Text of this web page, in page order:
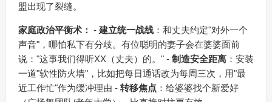
盟出现了裂缝。
家庭政治平衡术： - 建立统一战线：和丈夫约定"对外一个
声音"，哪怕私下有分歧。有位聪明的妻子会在婆婆面前
说："这事我们得听XX（丈夫）的。" - 制造安全距离：安装
一道"软性防火墙"，比如把每日通话改为每周三次，用"最
近工作忙"作为缓冲理由 - 转移焦点：给婆婆找个新爱好